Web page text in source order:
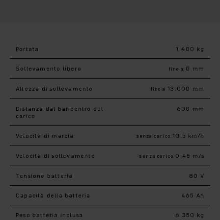
Portata 1.400 kg
Sollevamento libero fino a 0 mm
Altezza di sollevamento fino a 13.000 mm
Distanza dal baricentro del
carico
600 mm
Velocità di marcia senza carico 10,5 km/h
Velocità di sollevamento senza carico 0,45 m/s
Tensione batteria 80 V
Capacità della batteria 465 Ah
Peso batteria inclusa 6.350 kg